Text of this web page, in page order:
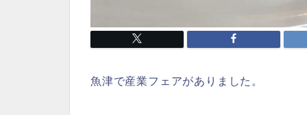
魚津で産業フェアがありました。